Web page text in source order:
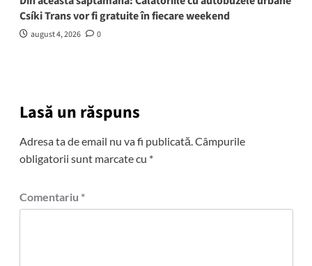
Csíki Trans vor fi gratuite în fiecare weekend
august 4, 2026 0
Lasă un răspuns
Adresa ta de email nu va fi publicată. Câmpurile
obligatorii sunt marcate cu *
Comentariu *